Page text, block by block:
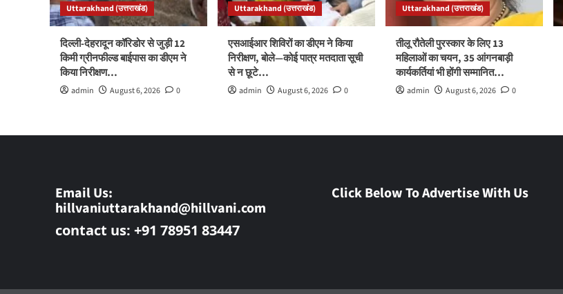
Uttarakhand (उत्तराखंड)
दिल्ली-देहरादून कॉरिडोर से जुड़ी 12
किमी ग्रीनफील्ड बाईपास का डीएम ने
किया निरीक्षण…
admin August 6, 2026 0
Uttarakhand (उत्तराखंड)
एसआईआर शिविरों का डीएम ने किया
निरीक्षण, बोले—कोई पात्र मतदाता सूची
से न छूटे…
admin August 6, 2026 0
Uttarakhand (उत्तराखंड)
तीलू रौतेली पुरस्कार के लिए 13
महिलाओं का चयन, 35 आंगनबाड़ी
कार्यकर्तियां भी होंगी सम्मानित…
admin August 6, 2026 0
Email Us:
hillvaniuttarakhand@hillvani.com
contact us: +91 78951 83447
Click Below To Advertise With Us